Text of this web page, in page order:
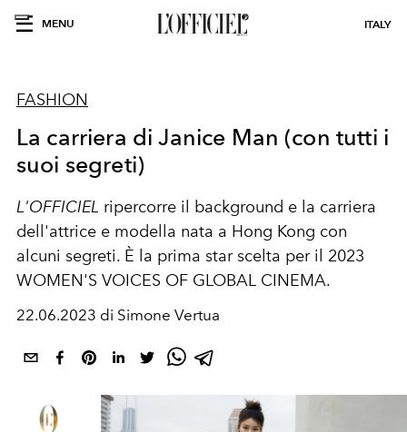
MENU ITALY
FASHION
La carriera di Janice Man (con tutti i
suoi segreti)
L'OFFICIEL ripercorre il background e la carriera
dell'attrice e modella nata a Hong Kong con
alcuni segreti. È la prima star scelta per il 2023
WOMEN'S VOICES OF GLOBAL CINEMA.
22.06.2023 di Simone Vertua